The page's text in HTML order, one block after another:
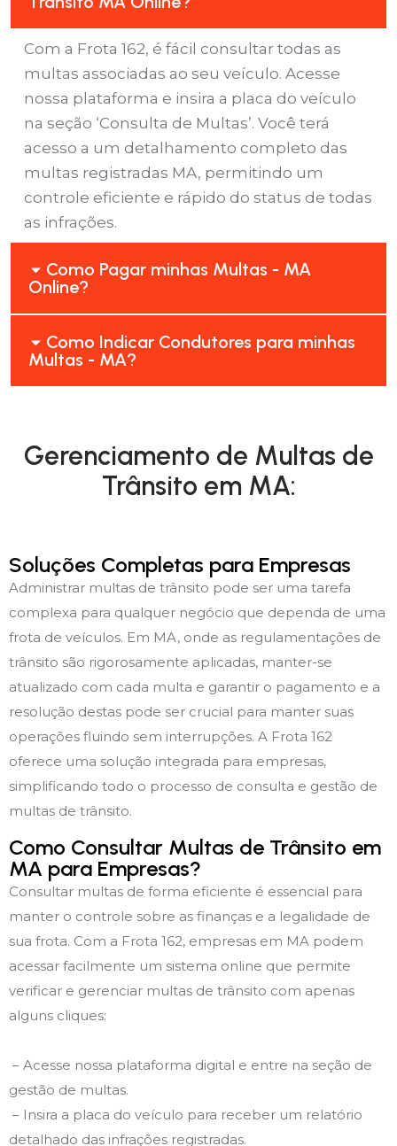
Com a Frota 162, é fácil consultar todas as
multas associadas ao seu veículo. Acesse
nossa plataforma e insira a placa do veículo
na seção ‘Consulta de Multas’. Você terá
acesso a um detalhamento completo das
multas registradas MA, permitindo um
controle eficiente e rápido do status de todas
as infrações.
Como Pagar minhas Multas - MA
Online?
Como Indicar Condutores para minhas
Multas - MA?
Gerenciamento de Multas de
Trânsito em MA:
Soluções Completas para Empresas
Administrar multas de trânsito pode ser uma tarefa
complexa para qualquer negócio que dependa de uma
frota de veículos. Em MA, onde as regulamentações de
trânsito são rigorosamente aplicadas, manter-se
atualizado com cada multa e garantir o pagamento e a
resolução destas pode ser crucial para manter suas
operações fluindo sem interrupções. A Frota 162
oferece uma solução integrada para empresas,
simplificando todo o processo de consulta e gestão de
multas de trânsito.
Como Consultar Multas de Trânsito em
MA para Empresas?
Consultar multas de forma eficiente é essencial para
manter o controle sobre as finanças e a legalidade de
sua frota. Com a Frota 162, empresas em MA podem
acessar facilmente um sistema online que permite
verificar e gerenciar multas de trânsito com apenas
alguns cliques:
– Acesse nossa plataforma digital e entre na seção de
gestão de multas.
– Insira a placa do veículo para receber um relatório
detalhado das infrações registradas.